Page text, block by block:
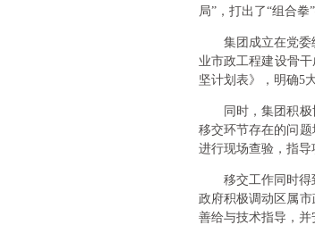
局”，打出了“组合
集团成立在党
业市政工程建设骨
坚计划表》，明确5
同时，集团积
移交环节存在的问
进行现场查验，指导
移交工作同时
政府积极调动区属
善给与技术指导，并